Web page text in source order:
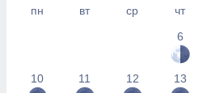
пн вт ср чт
6
10 11 12 13